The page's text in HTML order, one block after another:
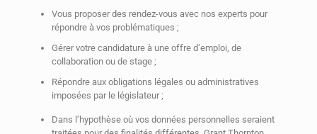
Vous proposer des rendez-vous avec nos experts pour
répondre à vos problématiques ;
Gérer votre candidature à une offre d’emploi, de
collaboration ou de stage ;
Répondre aux obligations légales ou administratives
imposées par le législateur ;
Dans l’hypothèse où vos données personnelles seraient